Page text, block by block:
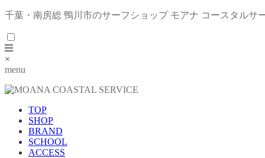
千葉・南房総 鴨川市のサーフショップ モアナ コースタルサ
×
menu
TOP
SHOP
BRAND
SCHOOL
ACCESS